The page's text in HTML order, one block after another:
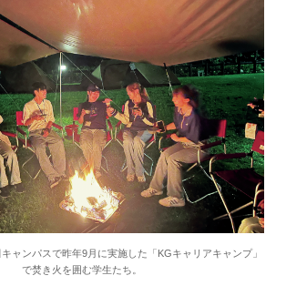
ャンパスで昨年9月に実施した「KGキャリアキャンプ」
で焚き火を囲む学生たち。